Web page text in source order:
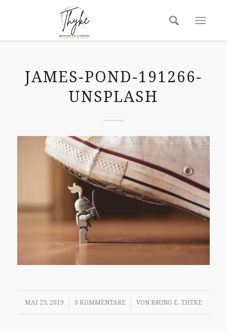
JAMES-POND-191266-
UNSPLASH
MAI 23, 2019
/ 0 KOMMENTARE
/ VON BRUNO E. THYKE